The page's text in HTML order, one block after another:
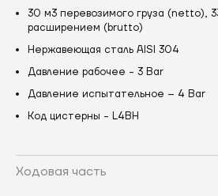
30 м3 перевозимого груза (netto),
расширением (brutto)
Нержавеющая сталь AISI 304
Давление рабочее - 3 Bar
Давление испытательное – 4 Bar
Код цистерны - L4BH
Ходовая часть